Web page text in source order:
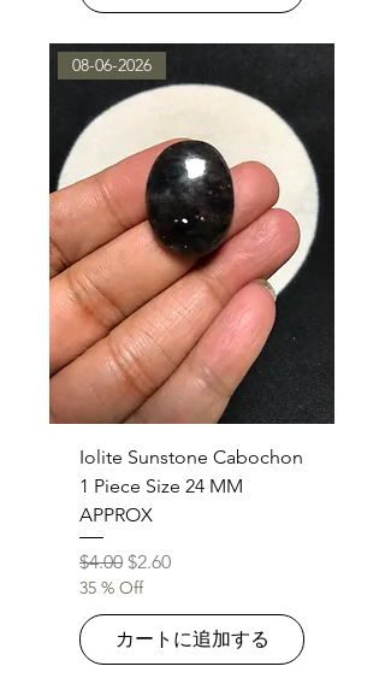
08-06-2026
Iolite Sunstone Cabochon
1 Piece Size 24 MM
APPROX
通常価格
$4.00 セール価格
$2.60
35 % Off
カートに追加する